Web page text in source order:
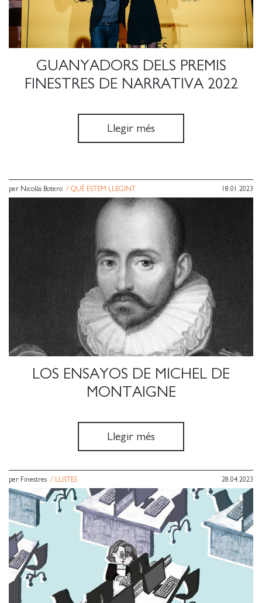
GUANYADORS DELS PREMIS
FINESTRES DE NARRATIVA 2022
Llegir més
per Nicolás Botero / QUÈ ESTEM LLEGINT 18.01.2023
LOS ENSAYOS DE MICHEL DE
MONTAIGNE
Llegir més
per Finestres / LLISTES 28.04.2023